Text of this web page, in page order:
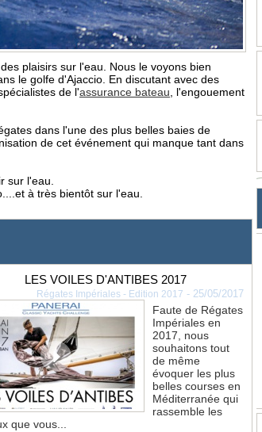
plaisirs sur l'eau. Nous le voyons bien
le golfe d'Ajaccio. En discutant avec des
de l'assurance bateau, l'engouement
dans l'une des plus belles baies de
de cet événement qui manque tant dans
sur l'eau.
à très bientôt sur l'eau.
LES VOILES D'ANTIBES 2017
Régates Impériales - Edition 2017 - 25/05/2017
Faute de Régates
Impériales en
2017, nous
souhaitons tout
de même
évoquer les plus
belles courses en
Méditerranée qui
rassemble les
que vous...